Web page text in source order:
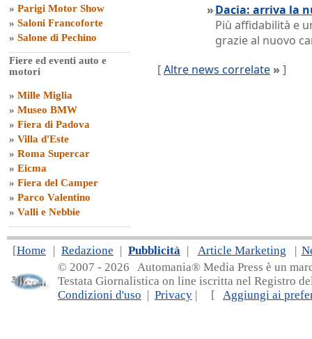
» Parigi Motor Show
» Saloni Francoforte
» Salone di Pechino
Fiere ed eventi auto e
motori
» Mille Miglia
» Museo BMW
» Fiera di Padova
» Villa d'Este
» Roma Supercar
» Eicma
» Fiera del Camper
» Parco Valentino
» Valli e Nebbie
»Dacia: arriva la
Più affidabilità e
grazie al nuovo
[Altre news correlate » ]
[Home | Redazione | Pubblicità | Article Marketing |
© 2007 - 2026 Automania® Media Press è un
Testata Giornalistica on line iscritta nel Registro
Condizioni d'uso | Privacy | [ Aggiungi ai